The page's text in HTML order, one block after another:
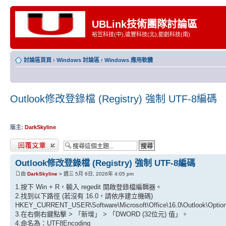
UBLink技術團隊討論區
裕笠科技(中),遠豐科技(北),鉅創科技(南)
討論區首頁 ‹ Windows 討論區 ‹ Windows 應用軟體
Outlook修改登錄檔 (Registry) 強制 UTF-8編碼
版主: DarkSkyline
發表回覆
Outlook修改登錄檔 (Registry) 強制 UTF-8編碼
由 DarkSkyline » 週三 5月 6日, 2026年 4:05 pm
1.按下 Win + R，輸入 regedit 開啟登錄檔編輯器。
2.找到以下路徑 (若沒有 16.0，請依序建立機碼)
3.在右側右鍵點擊 > 「新增」 > 「DWORD (32位元) 值」。
4.命名為：UTF8Encoding